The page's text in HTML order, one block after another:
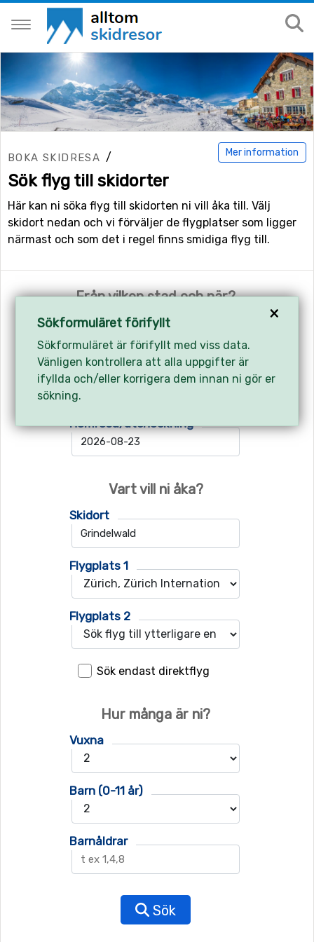
Mer information
BOKA SKIDRESA /
Sök flyg till skidorter
Här kan ni söka flyg till skidorten ni vill åka till. Välj
skidort nedan och vi förväljer de flygplatser som ligger
närmast och som det i regel finns smidiga flyg till.
Från vilken stad och när?
Avreseort
Utresa/incheckning
Hemresa/utcheckning
Vart vill ni åka?
Skidort
Flygplats 1
Flygplats 2
Sök endast direktflyg
Hur många är ni?
Vuxna
Barn (0-11 år)
Barnåldrar
Sök
×
Sökformuläret förifyllt
Sökformuläret är förifyllt med viss data.
Vänligen kontrollera att alla uppgifter är
ifyllda och/eller korrigera dem innan ni gör er
sökning.